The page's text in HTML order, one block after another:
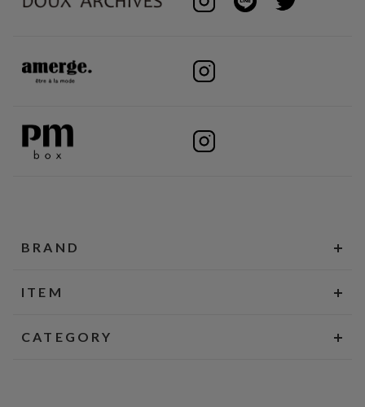
BRAND
ITEM
CATEGORY